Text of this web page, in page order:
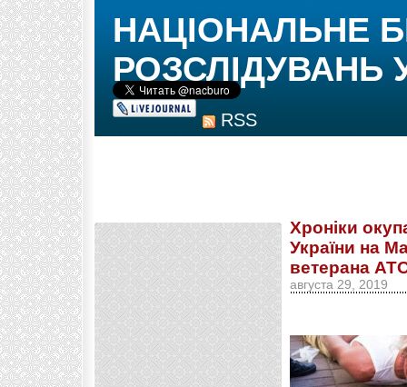
RSS
НАЦІОНАЛЬНЕ
РОЗСЛІДУВАНЬ
Хроніки
України на
ветерана
августа 29, 2019